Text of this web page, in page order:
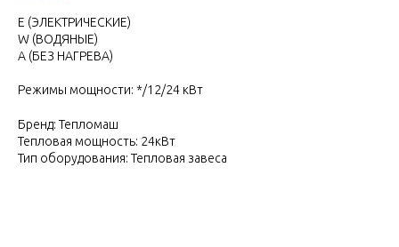
Е (ЭЛЕКТРИЧЕСКИЕ)
W (ВОДЯНЫЕ)
А (БЕЗ НАГРЕВА)
Режимы мощности: */12/24 кВт
Бренд: Тепломаш
Тепловая мощность: 24кВт
Тип оборудования: Тепловая завеса